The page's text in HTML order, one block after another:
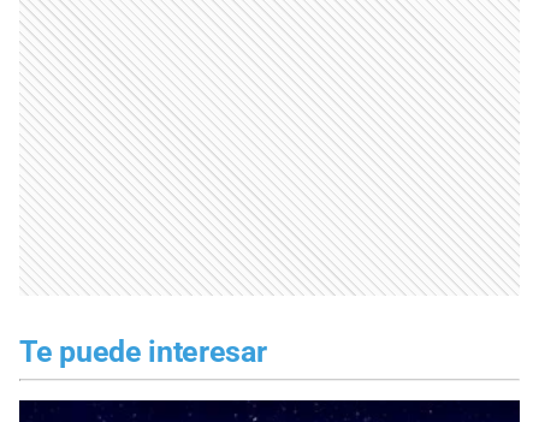
Te puede interesar